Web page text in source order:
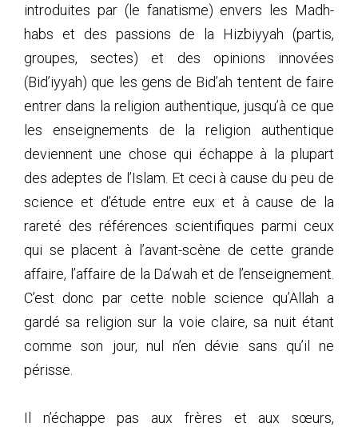
introduites par (le fanatisme) envers les Madh-
habs et des passions de la Hizbiyyah (partis,
groupes, sectes) et des opinions innovées
(Bid’iyyah) que les gens de Bid’ah tentent de faire
entrer dans la religion authentique, jusqu’à ce que
les enseignements de la religion authentique
deviennent une chose qui échappe à la plupart
des adeptes de l’Islam. Et ceci à cause du peu de
science et d’étude entre eux et à cause de la
rareté des références scientifiques parmi ceux
qui se placent à l’avant-scène de cette grande
affaire, l’affaire de la Da’wah et de l’enseignement.
C’est donc par cette noble science qu’Allah a
gardé sa religion sur la voie claire, sa nuit étant
comme son jour, nul n’en dévie sans qu’il ne
périsse.
Il n’échappe pas aux frères et aux sœurs,